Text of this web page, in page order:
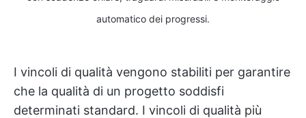
automatico dei progressi.
I vincoli di qualità vengono stabiliti per garantire
che la qualità di un progetto soddisfi
determinati standard. I vincoli di qualità più